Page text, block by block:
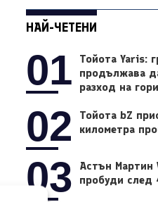
НАЙ-ЧЕТЕНИ
01
Тойота Yaris:
продължава
разход на
02
Тойота bZ
километра
03
Астън Мартин
пробуди